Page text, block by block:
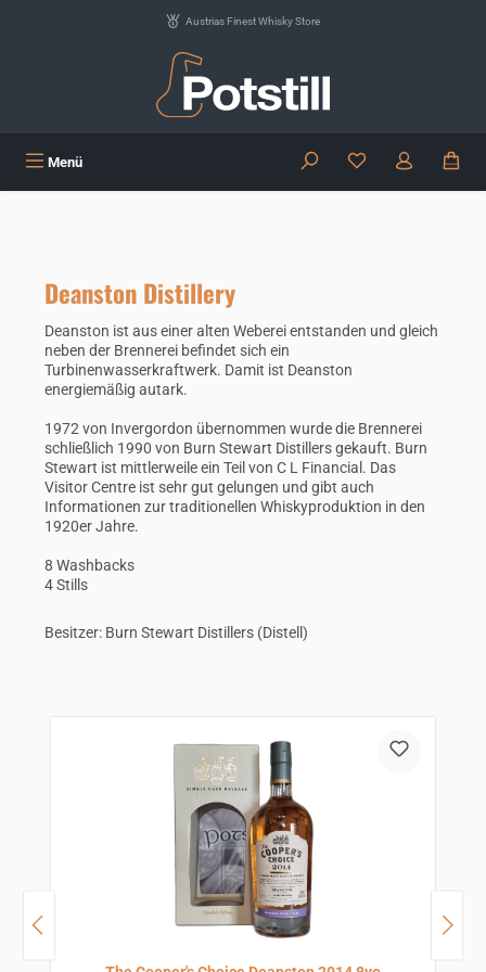
Austrias Finest Whisky Store
Menü Du hast 0
Deanston Distillery
Deanston ist aus einer alten Weberei entstanden und gleich
neben der Brennerei befindet sich ein
Turbinenwasserkraftwerk. Damit ist Deanston
energiemäßig autark.
1972 von Invergordon übernommen wurde die Brennerei
schließlich 1990 von Burn Stewart Distillers gekauft. Burn
Stewart ist mittlerweile ein Teil von C L Financial. Das
Visitor Centre ist sehr gut gelungen und gibt auch
Informationen zur traditionellen Whiskyproduktion in den
1920er Jahre.
8 Washbacks
4 Stills
Besitzer: Burn Stewart Distillers (Distell)